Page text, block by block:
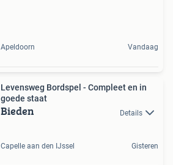
Apeldoorn Vandaag
Levensweg Bordspel - Compleet en in
goede staat
Bieden Details
Capelle aan den IJssel Gisteren